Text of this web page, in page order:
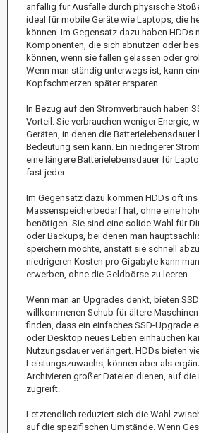
anfällig für Ausfälle durch physische
ideal für mobile Geräte wie Laptops, die
können. Im Gegensatz dazu haben HDDs
Komponenten, die sich abnutzen oder
können, wenn sie fallen gelassen oder
Wenn man ständig unterwegs ist, kann
Kopfschmerzen später ersparen.
In Bezug auf den Stromverbrauch haben
Vorteil. Sie verbrauchen weniger Energie,
Geräten, in denen die
Bedeutung sein kann. Ein niedrigerer
eine längere Batterielebensdauer für
fast jeder.
Im Gegensatz dazu kommen HDDs oft ins
Massenspeicherbedarf hat, ohne eine
benötigen. Sie sind eine solide Wahl für
oder Backups, bei denen man
speichern möchte, anstatt sie schnell
niedrigeren Kosten pro Gigabyte kann
erwerben, ohne die Geldbörse zu leeren.
Wenn man an Upgrades denkt, bieten
willkommenen Schub für ältere
finden, dass ein einfaches SSD-Upgrade
oder Desktop neues Leben einhauchen
Nutzungsdauer verlängert. HDDs bieten
Leistungszuwachs, können aber als
Archivieren großer Dateien dienen, auf die
zugreift.
Letztendlich reduziert sich die Wahl
auf die spezifischen Umstände. Wenn